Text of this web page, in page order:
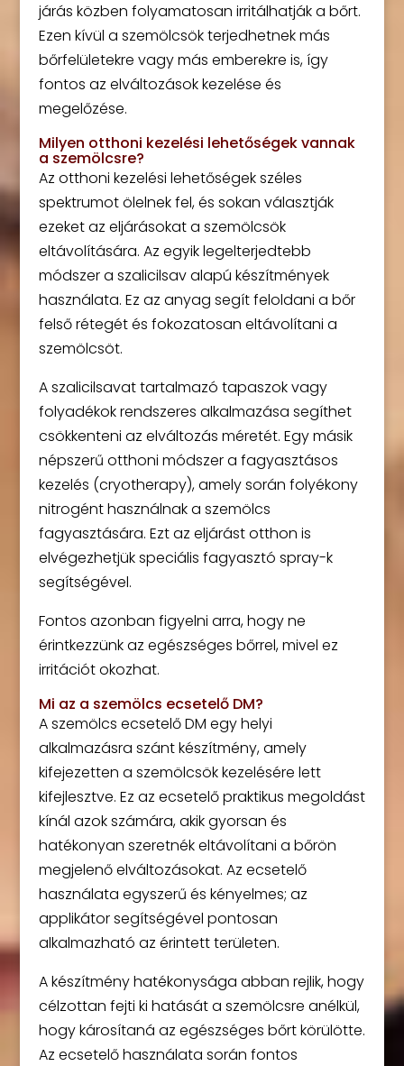
járás közben folyamatosan irritálhatják a bőrt.
Ezen kívül a szemölcsök terjedhetnek más
bőrfelületekre vagy más emberekre is, így
fontos az elváltozások kezelése és
megelőzése.
Milyen otthoni kezelési lehetőségek vannak
a szemölcsre?
Az otthoni kezelési lehetőségek széles
spektrumot ölelnek fel, és sokan választják
ezeket az eljárásokat a szemölcsök
eltávolítására. Az egyik legelterjedtebb
módszer a szalicilsav alapú készítmények
használata. Ez az anyag segít feloldani a bőr
felső rétegét és fokozatosan eltávolítani a
szemölcsöt.
A szalicilsavat tartalmazó tapaszok vagy
folyadékok rendszeres alkalmazása segíthet
csökkenteni az elváltozás méretét. Egy másik
népszerű otthoni módszer a fagyasztásos
kezelés (cryotherapy), amely során folyékony
nitrogént használnak a szemölcs
fagyasztására. Ezt az eljárást otthon is
elvégezhetjük speciális fagyasztó spray-k
segítségével.
Fontos azonban figyelni arra, hogy ne
érintkezzünk az egészséges bőrrel, mivel ez
irritációt okozhat.
Mi az a szemölcs ecsetelő DM?
A szemölcs ecsetelő DM egy helyi
alkalmazásra szánt készítmény, amely
kifejezetten a szemölcsök kezelésére lett
kifejlesztve. Ez az ecsetelő praktikus megoldást
kínál azok számára, akik gyorsan és
hatékonyan szeretnék eltávolítani a bőrön
megjelenő elváltozásokat. Az ecsetelő
használata egyszerű és kényelmes; az
applikátor segítségével pontosan
alkalmazható az érintett területen.
A készítmény hatékonysága abban rejlik, hogy
célzottan fejti ki hatását a szemölcsre anélkül,
hogy károsítaná az egészséges bőrt körülötte.
Az ecsetelő használata során fontos